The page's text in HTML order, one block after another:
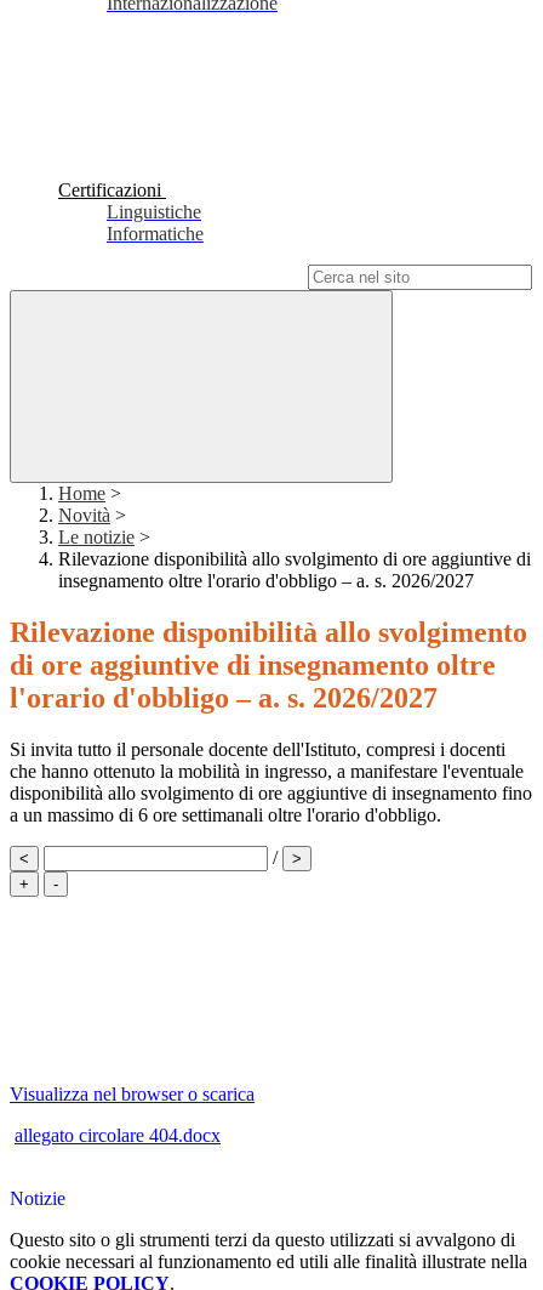
Certificazioni
Linguistiche
Informatiche
Home >
Novità >
Le notizie >
Rilevazione disponibilità allo svolgimento di ore aggiuntive di
insegnamento oltre l'orario d'obbligo – a. s. 2026/2027
Rilevazione disponibilità allo svolgimento
di ore aggiuntive di insegnamento oltre
l'orario d'obbligo – a. s. 2026/2027
Si invita tutto il personale docente dell'Istituto, compresi i docenti
che hanno ottenuto la mobilità in ingresso, a manifestare l'eventuale
disponibilità allo svolgimento di ore aggiuntive di insegnamento fino
a un massimo di 6 ore settimanali oltre l'orario d'obbligo.
< /
>
+
-
Visualizza nel browser o scarica
allegato circolare 404.docx
Notizie
Questo sito o gli strumenti terzi da questo utilizzati si avvalgono di
cookie necessari al funzionamento ed utili alle finalità illustrate nella
COOKIE POLICY.